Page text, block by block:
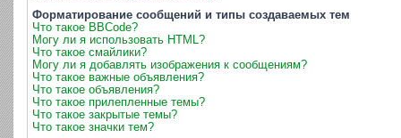
Форматирование сообщений и типы создаваемых тем
Что такое BBCode?
Могу ли я использовать HTML?
Что такое смайлики?
Могу ли я добавлять изображения к сообщениям?
Что такое важные объявления?
Что такое объявления?
Что такое прилепленные темы?
Что такое закрытые темы?
Что такое значки тем?